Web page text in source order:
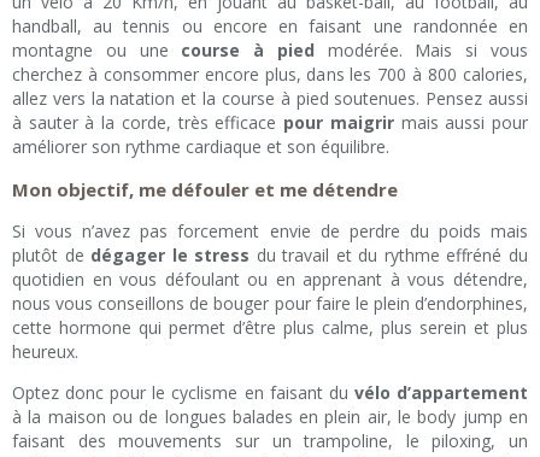
handball, au tennis ou encore en faisant une randonnée en
montagne ou une course à pied modérée. Mais si vous
cherchez à consommer encore plus, dans les 700 à 800 calories,
allez vers la natation et la course à pied soutenues. Pensez aussi
à sauter à la corde, très efficace pour maigrirmais aussi pour
améliorer son rythme cardiaque et son équilibre.
Mon objectif, me défouler et me détendre
Si vous n’avez pas forcement envie de perdre du poids mais
plutôt de dégager le stress du travail et du rythme effréné du
quotidien en vous défoulant ou en apprenant à vous détendre,
nous vous conseillons de bouger pour faire le plein d’endorphines,
cette hormone qui permet d’être plus calme, plus serein et plus
heureux.
Optez donc pour le cyclisme en faisant du vélo d’appartement
à la maison ou de longues balades en plein air, le body jump en
faisant des mouvements sur un trampoline, le piloxing, un